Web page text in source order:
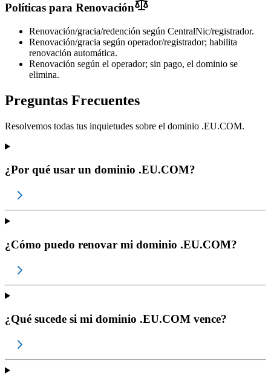
Políticas para Renovación
Renovación/gracia/redención según CentralNic/registrador.
Renovación/gracia según operador/registrador; habilita
renovación automática.
Renovación según el operador; sin pago, el dominio se
elimina.
Preguntas Frecuentes
Resolvemos todas tus inquietudes sobre el dominio .EU.COM.
¿Por qué usar un dominio .EU.COM?
¿Cómo puedo renovar mi dominio .EU.COM?
¿Qué sucede si mi dominio .EU.COM vence?